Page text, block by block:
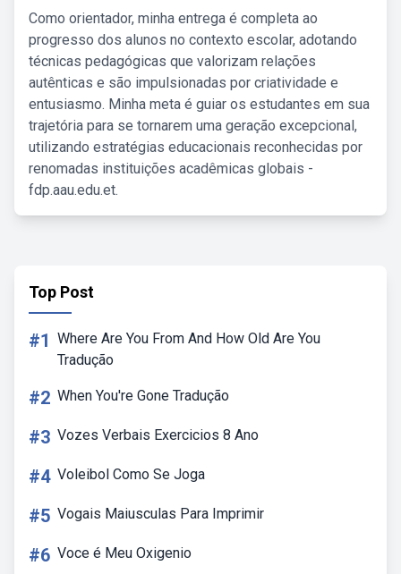
Como orientador, minha entrega é completa ao
progresso dos alunos no contexto escolar, adotando
técnicas pedagógicas que valorizam relações
autênticas e são impulsionadas por criatividade e
entusiasmo. Minha meta é guiar os estudantes em sua
trajetória para se tornarem uma geração excepcional,
utilizando estratégias educacionais reconhecidas por
renomadas instituições acadêmicas globais -
fdp.aau.edu.et.
Top Post
#1 Where Are You From And How Old Are You
Tradução
#2 When You're Gone Tradução
#3 Vozes Verbais Exercicios 8 Ano
#4 Voleibol Como Se Joga
#5 Vogais Maiusculas Para Imprimir
#6 Voce é Meu Oxigenio